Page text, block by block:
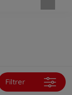
Filtrer